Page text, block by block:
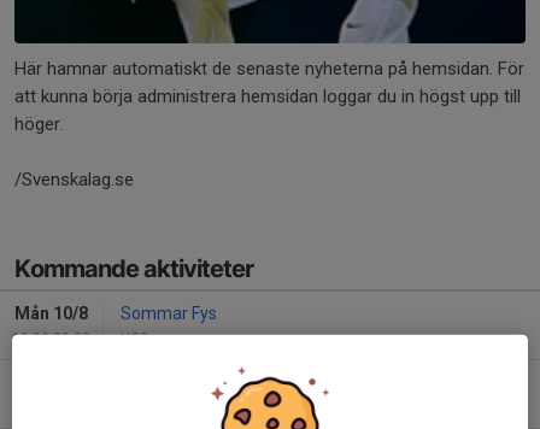
Här hamnar automatiskt de senaste nyheterna på hemsidan. För
att kunna börja administrera hemsidan loggar du in högst upp till
höger.
/Svenskalag.se
Kommande aktiviteter
Mån 10/8
19:00-20:30
Sommar Fys
HC3
Sommar Fys